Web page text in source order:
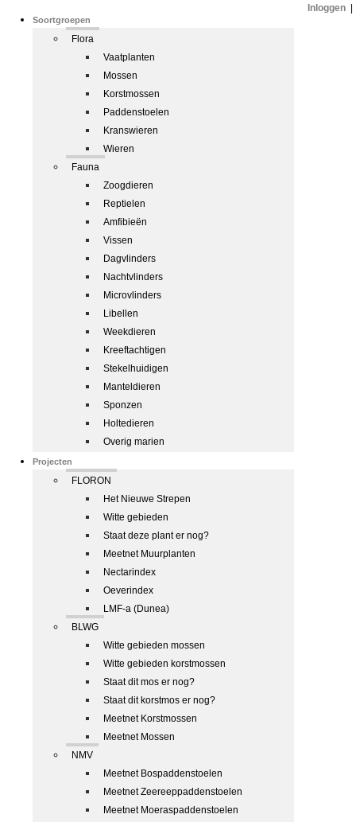
Soortgroepen
Flora
Vaatplanten
Mossen
Korstmossen
Paddenstoelen
Kranswieren
Wieren
Fauna
Zoogdieren
Reptielen
Amfibieën
Vissen
Dagvlinders
Nachtvlinders
Microvlinders
Libellen
Weekdieren
Kreeftachtigen
Stekelhuidigen
Manteldieren
Sponzen
Holtedieren
Overig marien
Projecten
FLORON
Het Nieuwe Strepen
Witte gebieden
Staat deze plant er nog?
Meetnet Muurplanten
Nectarindex
Oeverindex
LMF-a (Dunea)
BLWG
Witte gebieden mossen
Witte gebieden korstmossen
Staat dit mos er nog?
Staat dit korstmos er nog?
Meetnet Korstmossen
Meetnet Mossen
NMV
Meetnet Bospaddenstoelen
Meetnet Zeereeppaddenstoelen
Meetnet Moeraspaddenstoelen
Inloggen